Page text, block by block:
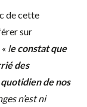
de cette
sur
le constat que
des
de nos
n’est ni